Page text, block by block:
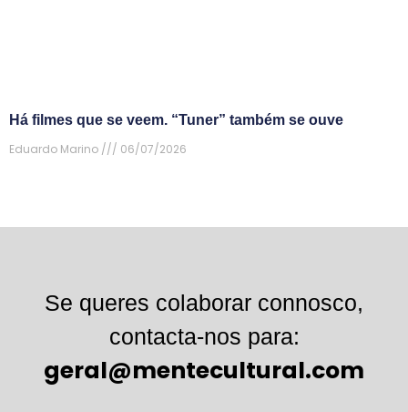
Há filmes que se veem. “Tuner” também se ouve
Eduardo Marino
06/07/2026
Se queres colaborar connosco,
contacta-nos para:
geral@mentecultural.com